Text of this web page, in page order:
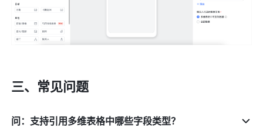
三、常见问题
问：支持引用多维表格中哪些字段类型？